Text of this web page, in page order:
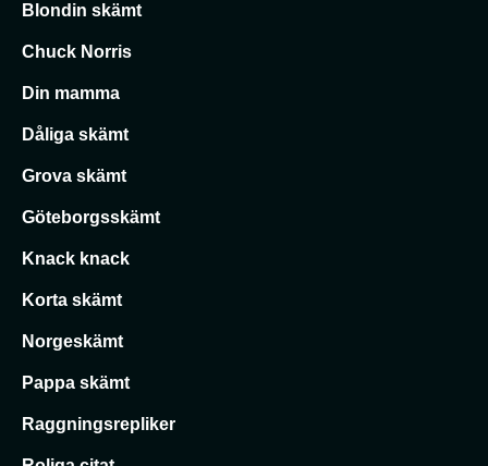
Blondin skämt
Chuck Norris
Din mamma
Dåliga skämt
Grova skämt
Göteborgsskämt
Knack knack
Korta skämt
Norgeskämt
Pappa skämt
Raggningsrepliker